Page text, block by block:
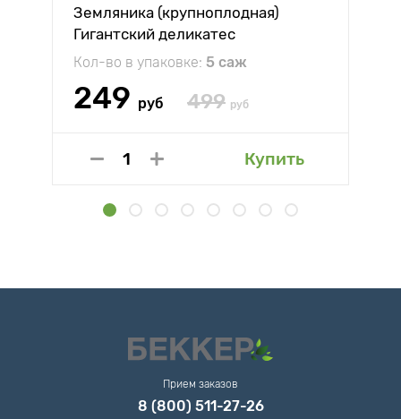
Земляника (крупноплодная)
Гигантский деликатес
Кол-во в упаковке: 5 саж
249 руб 499 руб
Купить
Прием заказов
8 (800) 511-27-26